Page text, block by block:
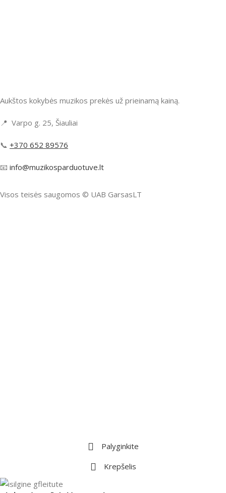
Aukštos kokybės muzikos prekės už prieinamą kainą.
📍 Varpo g. 25, Šiauliai
📞 +370 652 89576
📧 info@muzikosparduotuve.lt
Visos teisės saugomos ©️ UAB GarsasLT
Palyginkite
Krepšelis